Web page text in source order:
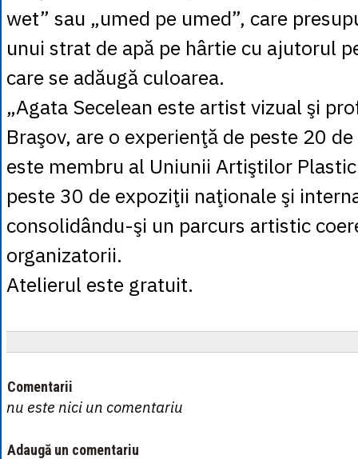
wet” sau „umed pe umed”, care
unui strat de apă pe hârtie cu ajutorul
care se adăugă culoarea.
„Agata Secelean este artist vizual şi
Braşov, are o experienţă de peste 20
este membru al Uniunii Artiştilor
peste 30 de expoziţii naţionale şi
consolidându-şi un parcurs artistic
organizatorii.
Atelierul este gratuit.
Comentarii
nu este nici un comentariu
Adaugă un comentariu